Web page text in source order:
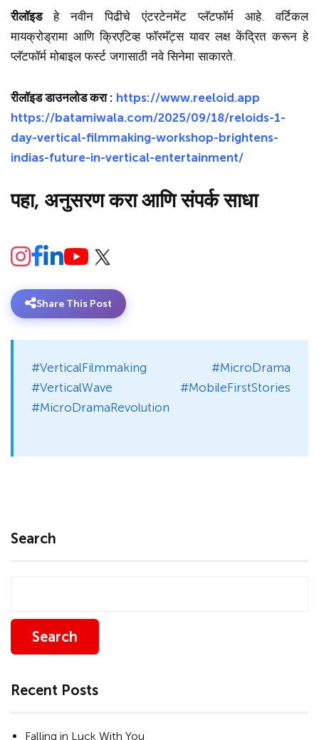
रीलॉइडहे नवीन पिढीचे एंटरटेनमेंट प्लॅटफॉर्म आहे. वर्टिकल
मायक्रोड्रामा आणि क्रिएटिव्ह फॉरमॅट्स यावर लक्ष केंद्रित करून हे
प्लॅटफॉर्म मोबाइल फर्स्ट जगासाठी नवे सिनेमा साकारते.
रीलॉइड डाउनलोड करा : https://www.reeloid.app
https://batamiwala.com/2025/09/18/reloids-1-
day-vertical-filmmaking-workshop-brightens-
indias-future-in-vertical-entertainment/
पहा, अनुसरण करा आणि संपर्क साधा
Share This Post
#VerticalFilmmaking #MicroDrama
#VerticalWave #MobileFirstStories
#MicroDramaRevolution
Search
Search
Recent Posts
Falling in Luck With You